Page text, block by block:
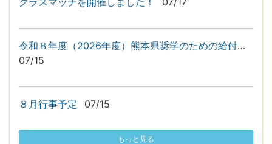
令和８年度（2026年度）熊本県奨学のための給付金申請の案内
07/15
８月行事予定 07/15
もっと見る